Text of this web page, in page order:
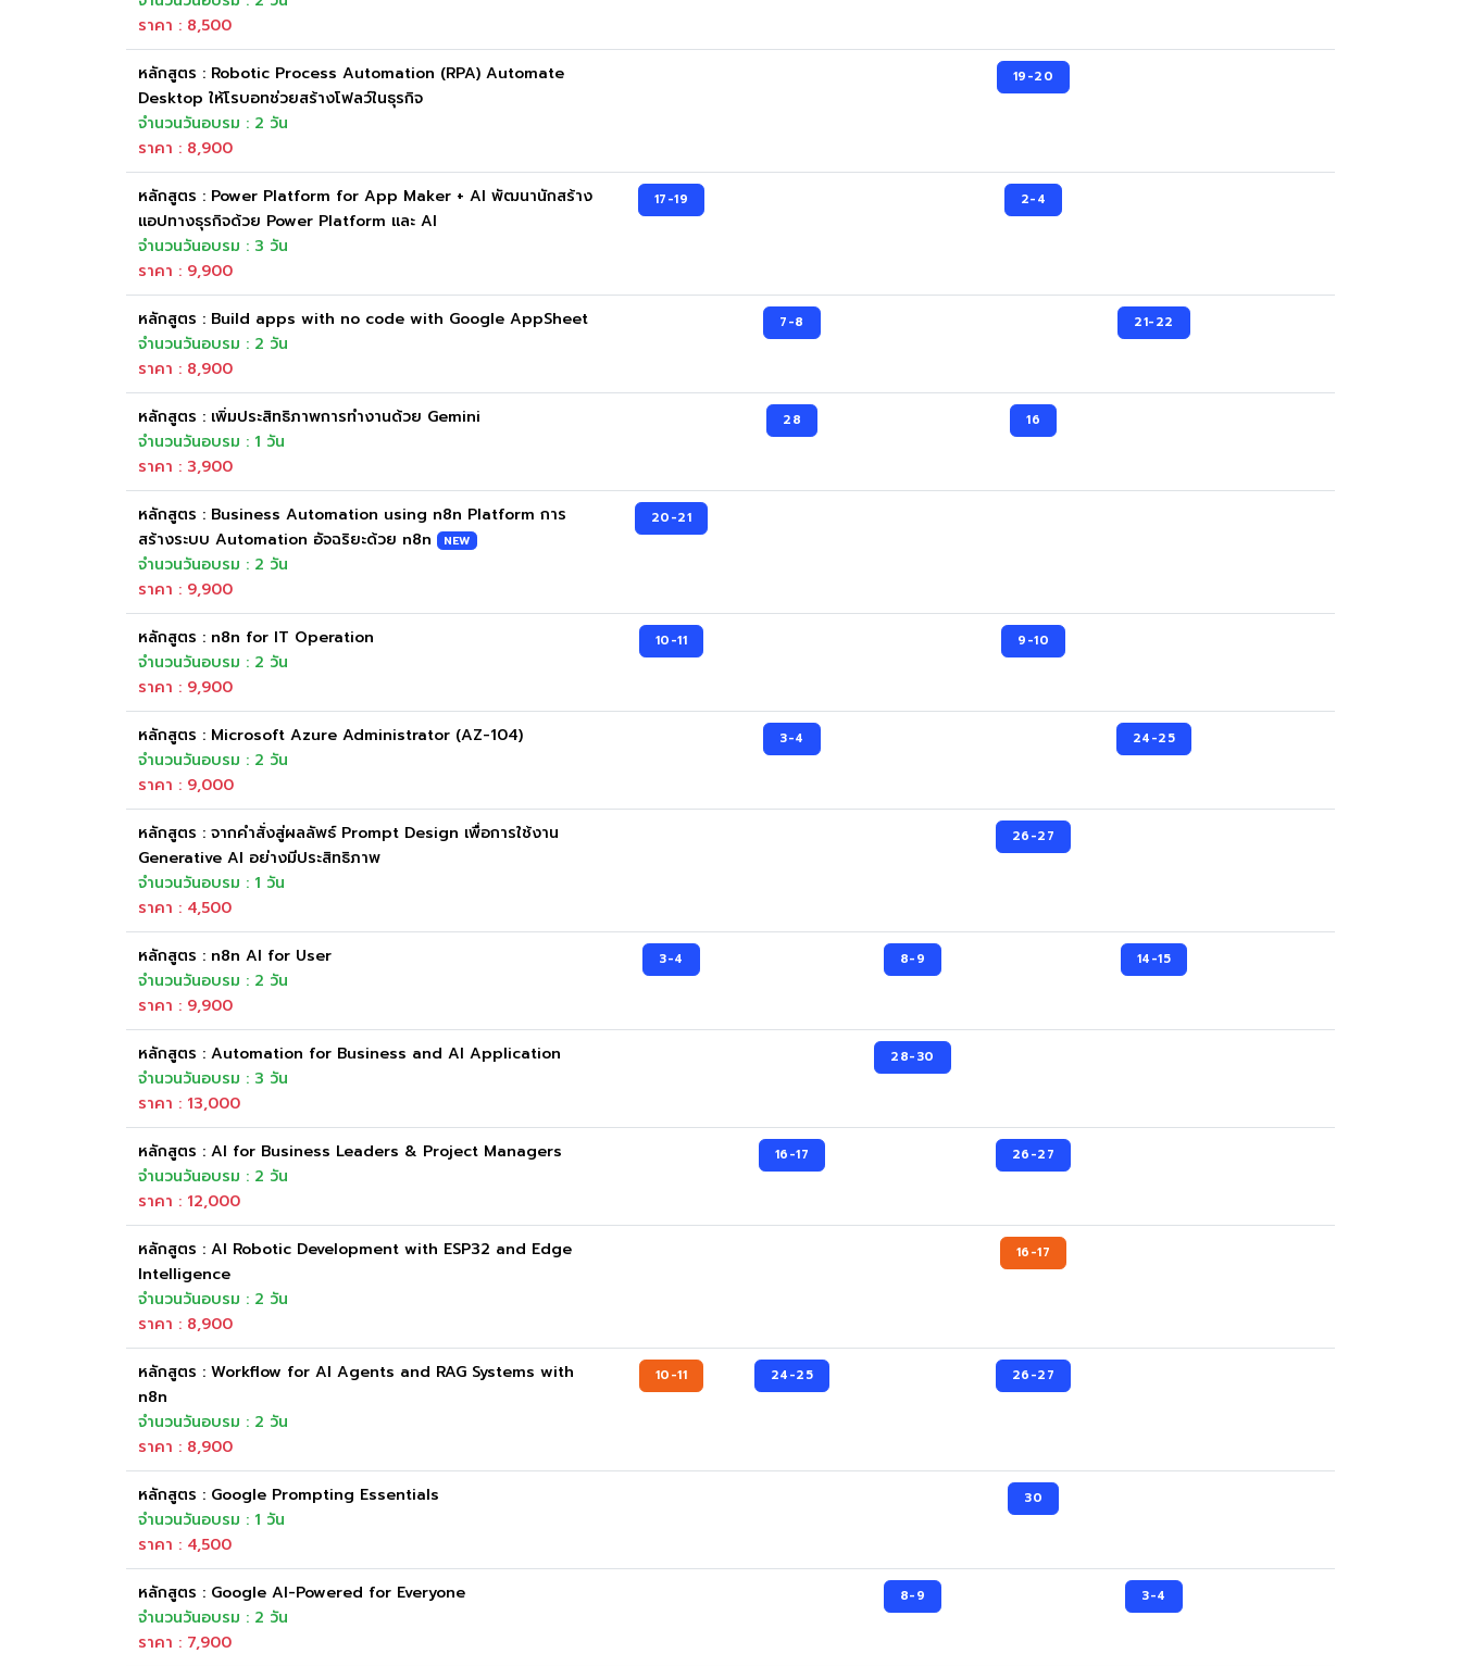
ราคา : 8,500
หลักสูตร : Robotic Process Automation (RPA) Automate
Desktop ให้โรบอทช่วยสร้างโฟลว์ในธุรกิจ
จำนวนวันอบรม : 2 วัน
ราคา : 8,900
19-20
หลักสูตร : Power Platform for App Maker + AI พัฒนานักสร้าง
แอปทางธุรกิจด้วย Power Platform และ AI
จำนวนวันอบรม : 3 วัน
ราคา : 9,900
17-19 2-4
หลักสูตร : Build apps with no code with Google AppSheet
จำนวนวันอบรม : 2 วัน
ราคา : 8,900
7-8 21-22
หลักสูตร : เพิ่มประสิทธิภาพการทำงานด้วย Gemini
จำนวนวันอบรม : 1 วัน
ราคา : 3,900
28 16
หลักสูตร : Business Automation using n8n Platform การ
สร้างระบบ Automation อัจฉริยะด้วย n8n
NEW
จำนวนวันอบรม : 2 วัน
ราคา : 9,900
20-21
หลักสูตร : n8n for IT Operation
จำนวนวันอบรม : 2 วัน
ราคา : 9,900
10-11 9-10
หลักสูตร : Microsoft Azure Administrator (AZ-104)
จำนวนวันอบรม : 2 วัน
ราคา : 9,000
3-4 24-25
หลักสูตร : จากคำสั่งสู่ผลลัพธ์ Prompt Design เพื่อการใช้งาน
Generative AI อย่างมีประสิทธิภาพ
จำนวนวันอบรม : 1 วัน
ราคา : 4,500
26-27
หลักสูตร : n8n AI for User
จำนวนวันอบรม : 2 วัน
ราคา : 9,900
3-4 8-9 14-15
หลักสูตร : Automation for Business and AI Application
จำนวนวันอบรม : 3 วัน
ราคา : 13,000
28-30
หลักสูตร : AI for Business Leaders & Project Managers
จำนวนวันอบรม : 2 วัน
ราคา : 12,000
16-17 26-27
หลักสูตร : AI Robotic Development with ESP32 and Edge
Intelligence
จำนวนวันอบรม : 2 วัน
ราคา : 8,900
16-17
หลักสูตร : Workflow for AI Agents and RAG Systems with
n8n
จำนวนวันอบรม : 2 วัน
ราคา : 8,900
10-11 24-25 26-27
หลักสูตร : Google Prompting Essentials
จำนวนวันอบรม : 1 วัน
ราคา : 4,500
30
หลักสูตร : Google AI-Powered for Everyone
จำนวนวันอบรม : 2 วัน
ราคา : 7,900
8-9 3-4